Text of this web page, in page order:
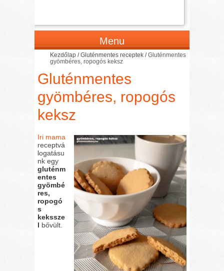
Menu
Kezdőlap /Gluténmentes receptek /Gluténmentes
gyömbéres, ropogós keksz
Gluténmentes
gyömbéres, ropogós
keksz
Iri mama
receptvá
logatásu
nk egy
gluténm
entes
gyömbé
res,
ropogó
s
kekssze
l bővült.